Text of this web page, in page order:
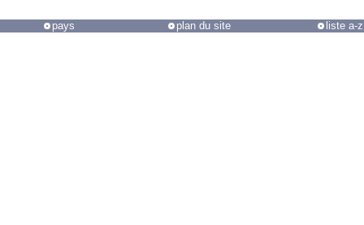
pays plan du site liste a-z